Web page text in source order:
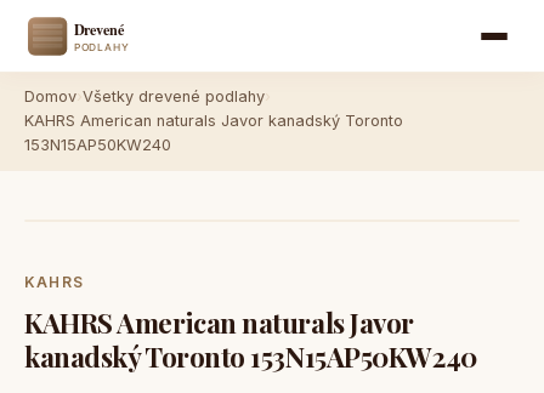
Domov Všetky drevené podlahy
KAHRS American naturals Javor kanadský Toronto
153N15AP50KW240
KAHRS
KAHRS American naturals Javor
kanadský Toronto 153N15AP50KW240